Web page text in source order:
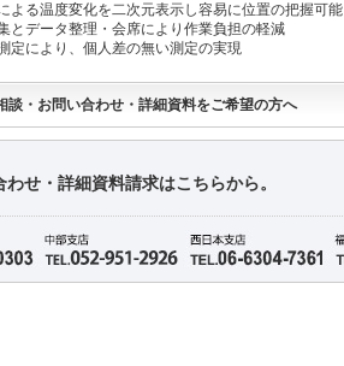
よる温度変化を二次元表示し容易に位置の把握可能
とデータ整理・会席により作業負担の軽減
定により、個人差の無い測定の実現
・お問い合わせ・詳細資料をご希望の方へ
せ・詳細資料請求はこちらから。